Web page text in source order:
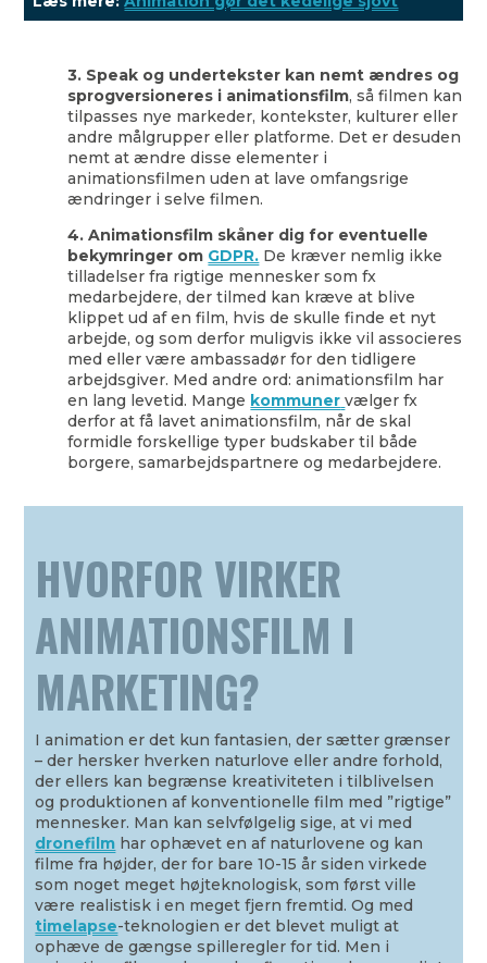
3. Speak og undertekster kan nemt ændres og
sprogversioneres i animationsfilm, så filmen kan
tilpasses nye markeder, kontekster, kulturer eller
andre målgrupper eller platforme. Det er desuden
nemt at ændre disse elementer i
animationsfilmen uden at lave omfangsrige
ændringer i selve filmen.
4. Animationsfilm skåner dig for eventuelle
bekymringer om GDPR. De kræver nemlig ikke
tilladelser fra rigtige mennesker som fx
medarbejdere, der tilmed kan kræve at blive
klippet ud af en film, hvis de skulle finde et nyt
arbejde, og som derfor muligvis ikke vil associeres
med eller være ambassadør for den tidligere
arbejdsgiver. Med andre ord: animationsfilm har
en lang levetid. Mange kommuner vælger fx
derfor at få lavet animationsfilm, når de skal
formidle forskellige typer budskaber til både
borgere, samarbejdspartnere og medarbejdere.
HVORFOR VIRKER
ANIMATIONSFILM I
MARKETING?
I animation er det kun fantasien, der sætter grænser
– der hersker hverken naturlove eller andre forhold,
der ellers kan begrænse kreativiteten i tilblivelsen
og produktionen af konventionelle film med ”rigtige”
mennesker. Man kan selvfølgelig sige, at vi med
dronefilm har ophævet en af naturlovene og kan
filme fra højder, der for bare 10-15 år siden virkede
som noget meget højteknologisk, som først ville
være realistisk i en meget fjern fremtid. Og med
timelapse-teknologien er det blevet muligt at
ophæve de gængse spilleregler for tid. Men i